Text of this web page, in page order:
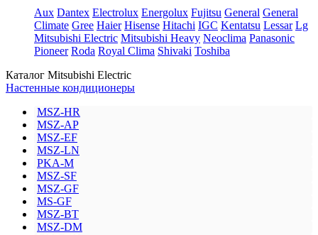
Aux Dantex Electrolux Energolux Fujitsu General General
Climate Gree Haier Hisense Hitachi IGC Kentatsu Lessar Lg
Mitsubishi Electric Mitsubishi Heavy Neoclima Panasonic
Pioneer Roda Royal Clima Shivaki Toshiba
Каталог Mitsubishi Electric
Настенные кондиционеры
MSZ-HR
MSZ-AP
MSZ-EF
MSZ-LN
PKA-M
MSZ-SF
MSZ-GF
MS-GF
MSZ-BT
MSZ-DM